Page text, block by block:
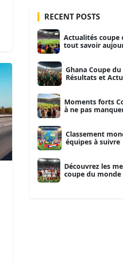
RECENT POSTS
Actualités coupe
tout savoir
Ghana Coupe
Résultats et
Moments forts
à ne pas
Classement
équipes à suivre
Découvrez les
coupe du monde